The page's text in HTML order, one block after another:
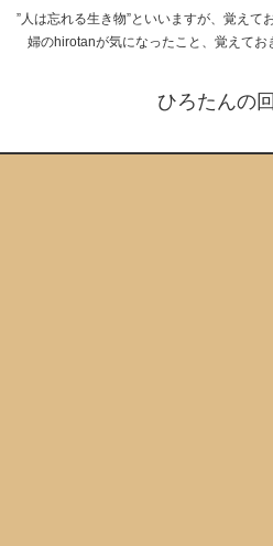
”人は忘れる生き物”といいますが、覚えて
婦のhirotanが気になったこと、覚えてお
ひろたんの